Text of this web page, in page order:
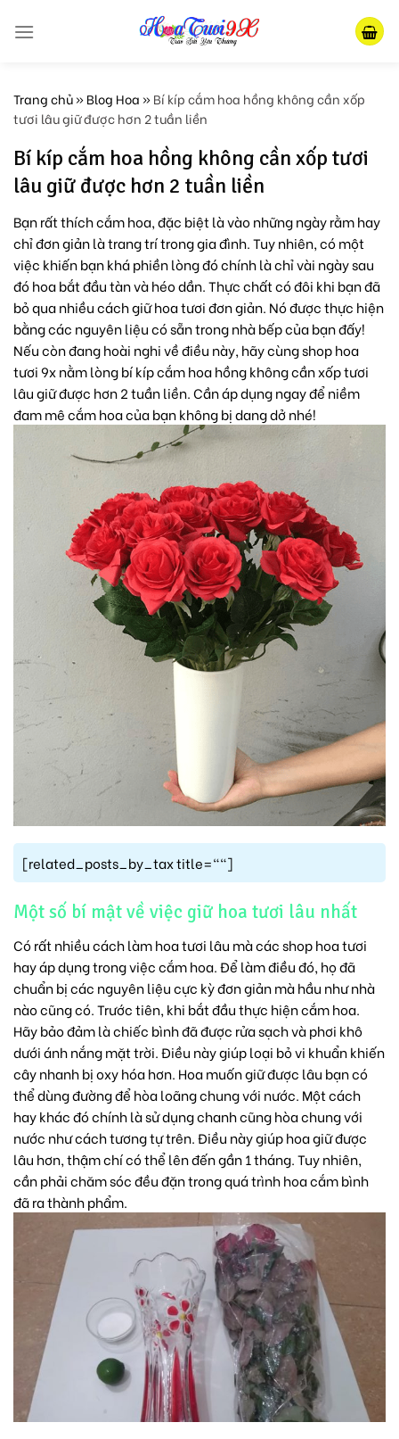
Trang chủ»Blog Hoa»Bí kíp cắm hoa hồng không cần xốp
tươi lâu giữ được hơn 2 tuần liền
Bí kíp cắm hoa hồng không cần xốp tươi
lâu giữ được hơn 2 tuần liền
Bạn rất thích cắm hoa, đặc biệt là vào những ngày rằm hay
chỉ đơn giản là trang trí trong gia đình. Tuy nhiên, có một
việc khiến bạn khá phiền lòng đó chính là chỉ vài ngày sau
đó hoa bắt đầu tàn và héo dần. Thực chất có đôi khi bạn đã
bỏ qua nhiều cách giữ hoa tươi đơn giản. Nó được thực hiện
bằng các nguyên liệu có sẵn trong nhà bếp của bạn đấy!
Nếu còn đang hoài nghi về điều này, hãy cùng shop hoa
tươi 9x nằm lòng bí kíp cắm hoa hồng không cần xốp tươi
lâu giữ được hơn 2 tuần liền. Cần áp dụng ngay để niềm
đam mê cắm hoa của bạn không bị dang dở nhé!
[related_posts_by_tax title=""]
Một số bí mật về việc giữ hoa tươi lâu nhất
Có rất nhiềucách làm hoa tươi lâu mà các shop hoa tươi
hay áp dụng trong việc cắm hoa. Để làm điều đó, họ đã
chuẩn bị các nguyên liệu cực kỳ đơn giản mà hầu như nhà
nào cũng có. Trước tiên, khi bắt đầu thực hiện cắm hoa.
Hãy bảo đảm là chiếc bình đã được rửa sạch và phơi khô
dưới ánh nắng mặt trời. Điều này giúp loại bỏ vi khuẩn khiến
cây nhanh bị oxy hóa hơn. Hoa muốn giữ được lâu bạn có
thể dùng đường để hòa loãng chung với nước. Một cách
hay khác đó chính là sử dụng chanh cũng hòa chung với
nước như cách tương tự trên. Điều này giúp hoa giữ được
lâu hơn, thậm chí có thể lên đến gần 1 tháng. Tuy nhiên,
cần phải chăm sóc đều đặn trong quá trình hoa cắm bình
đã ra thành phẩm.